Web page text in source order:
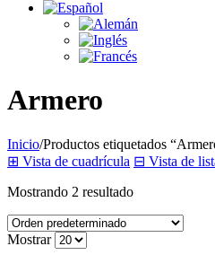
Armero
Inicio/Productos etiquetados
⊞ Vista de cuadrícula ⊟ Vista de
Mostrando 2 resultado
Mostrar